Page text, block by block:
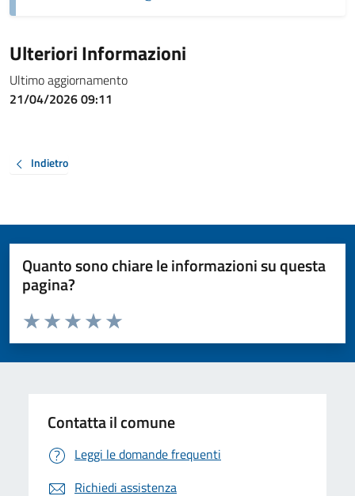
Ulteriori Informazioni
Ultimo aggiornamento
21/04/2026 09:11
Indietro
Quanto sono chiare le informazioni su questa
pagina?
Valuta da 1 a 5 stelle la pagina
Valuta 5 stelle su 5
Valuta 4 stelle su 5
Valuta 3 stelle su 5
Valuta 2 stelle su 5
Valuta 1 stelle su 5
Contatta il comune
Leggi le domande frequenti
Richiedi assistenza